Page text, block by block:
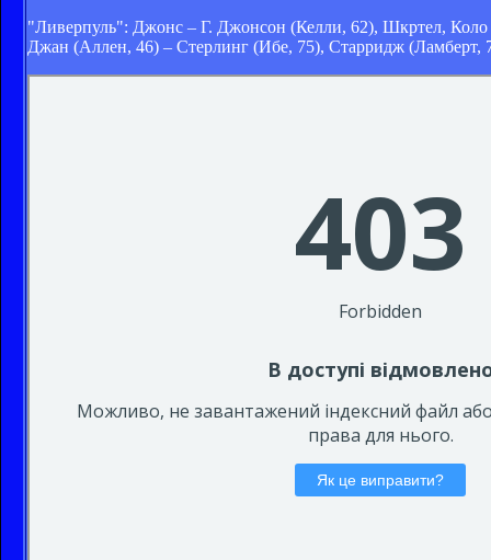
"Ливерпуль": Джонс – Г. Джонсон (Келли, 62), Шкртел,
Джан (Аллен, 46) – Стерлинг (Ибе, 75), Старридж (Ламберт,